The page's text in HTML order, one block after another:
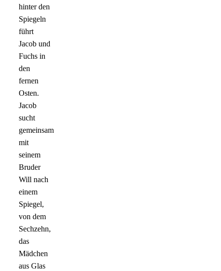
hinter den
Spiegeln
führt
Jacob und
Fuchs in
den
fernen
Osten.
Jacob
sucht
gemeinsam
mit
seinem
Bruder
Will nach
einem
Spiegel,
von dem
Sechzehn,
das
Mädchen
aus Glas